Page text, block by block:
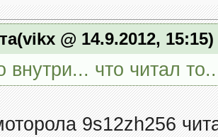
@ 14.9.2012, 15:15)
внутри... что читал
9s12zh256